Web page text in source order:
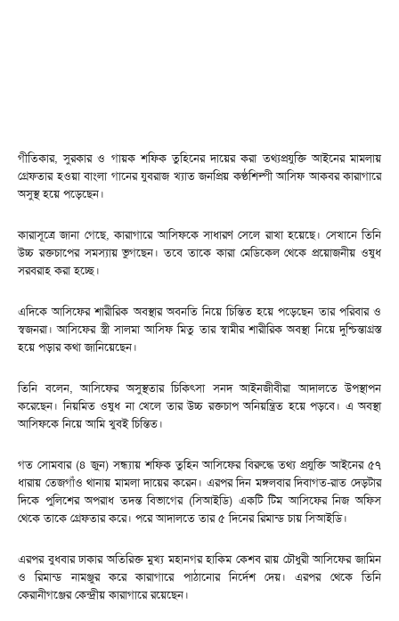
গীতিকার, সুরকার ও গায়ক শফিক তুহিনের দায়ের করা তথ্যপ্রযুক্তি আইনের মামলায়
গ্রেফতার হওয়া বাংলা গানের যুবরাজ খ্যাত জনপ্রিয় কণ্ঠশিল্পী আসিফ আকবর কারাগারে
অসুস্থ হয়ে পড়েছেন।
কারাসূত্রে জানা গেছে, কারাগারে আসিফকে সাধারণ সেলে রাখা হয়েছে। সেখানে তিনি
উচ্চ রক্তচাপের সমস্যায় ভুগছেন। তবে তাকে কারা মেডিকেল থেকে প্রয়োজনীয় ওষুধ
সরবরাহ করা হচ্ছে।
এদিকে আসিফের শারীরিক অবস্থার অবনতি নিয়ে চিন্তিত হয়ে পড়েছেন তার পরিবার ও
স্বজনরা। আসিফের স্ত্রী সালমা আসিফ মিতু তার স্বামীর শারীরিক অবস্থা নিয়ে দুশ্চিন্তাগ্রস্ত
হয়ে পড়ার কথা জানিয়েছেন।
তিনি বলেন, আসিফের অসুস্থতার চিকিৎসা সনদ আইনজীবীরা আদালতে উপস্থাপন
করেছেন। নিয়মিত ওষুধ না খেলে তার উচ্চ রক্তচাপ অনিয়ন্ত্রিত হয়ে পড়বে। এ অবস্থা
আসিফকে নিয়ে আমি খুবই চিন্তিত।
গত সোমবার (৪ জুন) সন্ধ্যায় শফিক তুহিন আসিফের বিরুদ্ধে তথ্য প্রযুক্তি আইনের ৫৭
ধারায় তেজগাঁও থানায় মামলা দায়ের করেন। এরপর দিন মঙ্গলবার দিবাগত-রাত দেড়টার
দিকে পুলিশের অপরাধ তদন্ত বিভাগের (সিআইডি) একটি টিম আসিফের নিজ অফিস
থেকে তাকে গ্রেফতার করে। পরে আদালতে তার ৫ দিনের রিমান্ড চায় সিআইডি।
এরপর বুধবার ঢাকার অতিরিক্ত মুখ্য মহানগর হাকিম কেশব রায় চৌধুরী আসিফের জামিন
ও রিমান্ড নামঞ্জুর করে কারাগারে পাঠানোর নির্দেশ দেয়। এরপর থেকে তিনি
কেরানীগঞ্জের কেন্দ্রীয় কারাগারে রয়েছেন।